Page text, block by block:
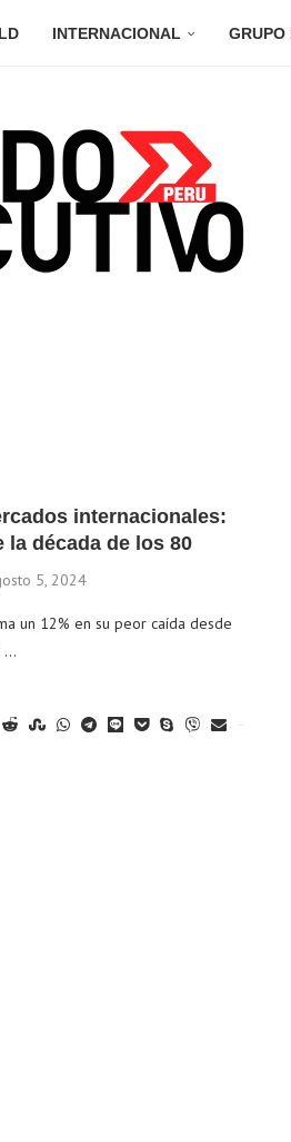
INTERNACIONAL GRUPO
internacionales:
la década de los 80
5, 2024
un 12% en su peor caída desde
…